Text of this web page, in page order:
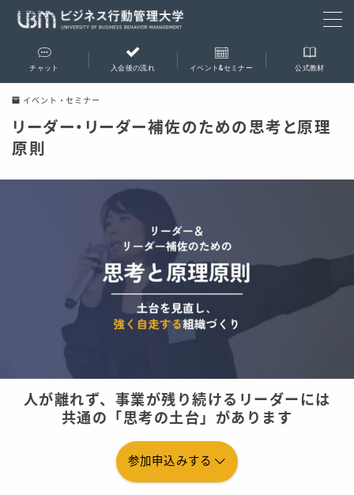
会員専用チャットルーム
入会後の流れ
事業相談会
セミナー
公式教材
お問い合わせ
報告・アウトプットフォーム
チャット 入会後の流れ イベント&セミナー 公式教材
イベント・セミナー
リーダー・リーダー補佐のための思考と原理
原則
人が離れず、事業が残り続けるリーダーには
共通の「思考の土台」があります
参加申込みする